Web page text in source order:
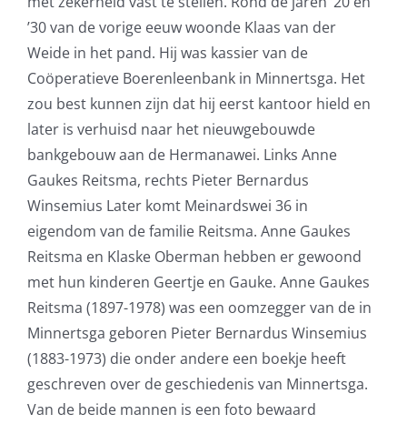
’30 van de vorige eeuw woonde Klaas van der
Weide in het pand. Hij was kassier van de
Coöperatieve Boerenleenbank in Minnertsga. Het
zou best kunnen zijn dat hij eerst kantoor hield en
later is verhuisd naar het nieuwgebouwde
bankgebouw aan de Hermanawei. Links Anne
Gaukes Reitsma, rechts Pieter Bernardus
Winsemius Later komt Meinardswei 36 in
eigendom van de familie Reitsma. Anne Gaukes
Reitsma en Klaske Oberman hebben er gewoond
met hun kinderen Geertje en Gauke. Anne Gaukes
Reitsma (1897-1978) was een oomzegger van de in
Minnertsga geboren Pieter Bernardus Winsemius
(1883-1973) die onder andere een boekje heeft
geschreven over de geschiedenis van Minnertsga.
Van de beide mannen is een foto bewaard